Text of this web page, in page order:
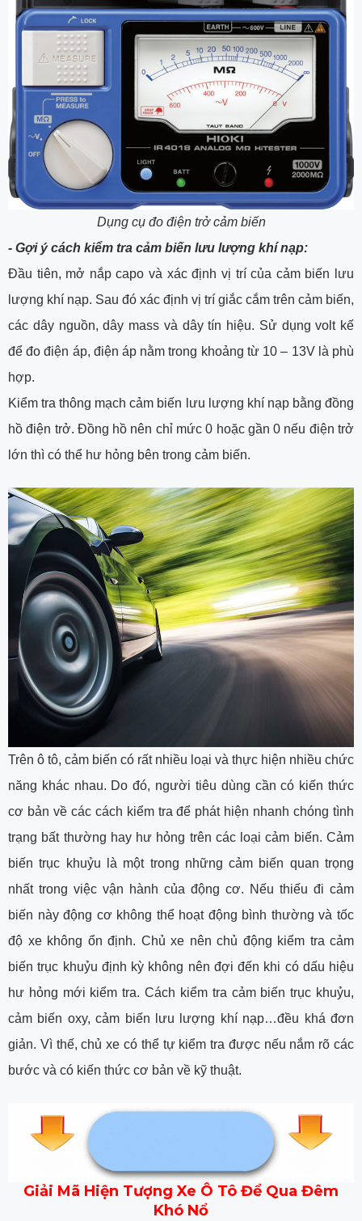
Dụng cụ đo điện trở cảm biến
- Gợi ý cách kiểm tra cảm biến lưu lượng khí nạp:
Đầu tiên, mở nắp capo và xác định vị trí của cảm biến lưu
lượng khí nạp. Sau đó xác định vị trí giắc cắm trên cảm biến,
các dây nguồn, dây mass và dây tín hiệu. Sử dụng volt kế
để đo điện áp, điện áp nằm trong khoảng từ 10 – 13V là phù
hợp.
Kiểm tra thông mạch cảm biến lưu lượng khí nạp bằng đồng
hồ điện trở. Đồng hồ nên chỉ mức 0 hoặc gần 0 nếu điện trở
lớn thì có thể hư hỏng bên trong cảm biến.
Trên ô tô, cảm biến có rất nhiều loại và thực hiện nhiều chức
năng khác nhau. Do đó, người tiêu dùng cần có kiến thức
cơ bản về các cách kiểm tra để phát hiện nhanh chóng tình
trạng bất thường hay hư hỏng trên các loại cảm biến. Cảm
biến trục khuỷu là một trong những cảm biến quan trọng
nhất trong việc vận hành của động cơ. Nếu thiếu đi cảm
biến này động cơ không thể hoạt động bình thường và tốc
độ xe không ổn định. Chủ xe nên chủ động kiểm tra cảm
biến trục khuỷu định kỳ không nên đợi đến khi có dấu hiệu
hư hỏng mới kiểm tra. Cách kiểm tra cảm biến trục khuỷu,
cảm biến oxy, cảm biến lưu lượng khí nạp…đều khá đơn
giản. Vì thế, chủ xe có thể tự kiểm tra được nếu nắm rõ các
bước và có kiến thức cơ bản về kỹ thuật.
Giải Mã Hiện Tượng Xe Ô Tô Để Qua Đêm
Khó Nổ